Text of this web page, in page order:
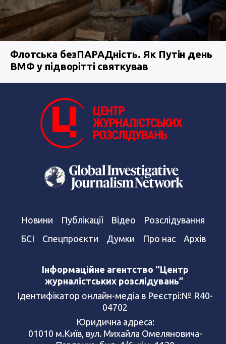
Флотська безПАРАДність. Як Путін день
ВМФ у підворітті святкував
Новини Публікації Відео
Розслідування
БСІ
Спецпроєкти Думки Про нас Архів
Інформаційне агентство “Центр
журналістських розслідувань”
Ідентифікатор онлайн-медіа в Реєстрі:№ R40-
04702
Юридична адреса:
01010 м.Київ, вул. Михайла Омеляновича-